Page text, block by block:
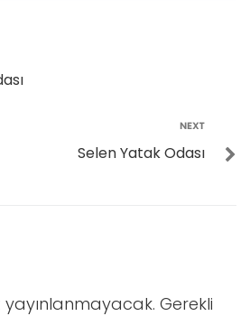
NEXT
Selen Yatak Odası
Gerekli